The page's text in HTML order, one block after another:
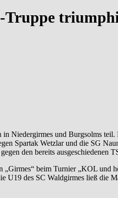
Truppe
Spartak Wetzlar und die SG
den bereits ausgeschiedenen
beim Turnier „KOL und
U19 des SC Waldgirmes ließ die